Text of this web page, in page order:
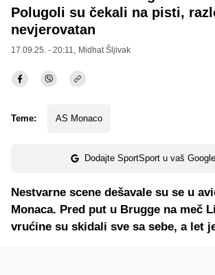
Polugoli su čekali na pisti,
nevjerovatan
17.09.25. - 20:11, Midhat Šljivak
Teme: AS Monaco
Dodajte SportSport u vaš
Nestvarne scene dešavale su se u
Monaca. Pred put u Brugge na meč
vrućine su skidali sve sa sebe, a let